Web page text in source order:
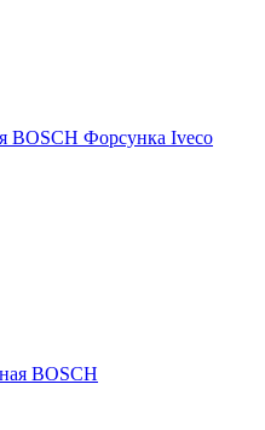
BOSCH Форсунка Iveco